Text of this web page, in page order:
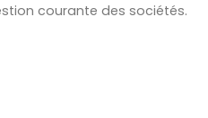
courante des sociétés.